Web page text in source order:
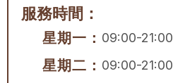
服務時間：
星期一： 09:00-21:00
星期二： 09:00-21:00